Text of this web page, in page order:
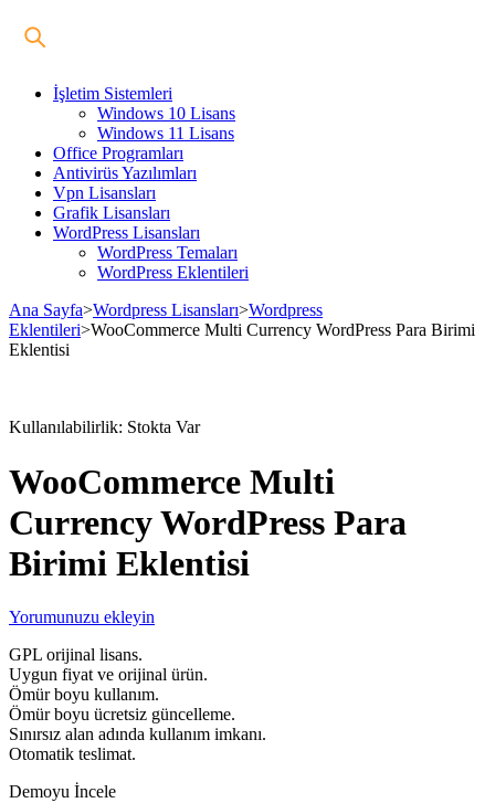
İşletim Sistemleri
Windows 10 Lisans
Windows 11 Lisans
Office Programları
Antivirüs Yazılımları
Vpn Lisansları
Grafik Lisansları
WordPress Lisansları
WordPress Temaları
WordPress Eklentileri
Ana Sayfa>Wordpress Lisansları>Wordpress
Eklentileri>WooCommerce Multi Currency WordPress Para Birimi
Eklentisi
Kullanılabilirlik: Stokta Var
WooCommerce Multi
Currency WordPress Para
Birimi Eklentisi
Yorumunuzu ekleyin
GPL orijinal lisans.
Uygun fiyat ve orijinal ürün.
Ömür boyu kullanım.
Ömür boyu ücretsiz güncelleme.
Sınırsız alan adında kullanım imkanı.
Otomatik teslimat.
Demoyu İncele